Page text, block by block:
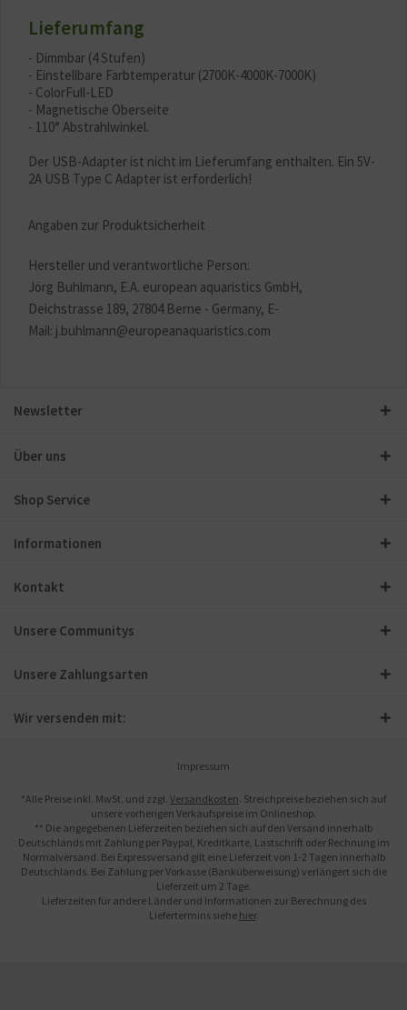
Lieferumfang
- Dimmbar (4 Stufen)
- Einstellbare Farbtemperatur (2700K-4000K-7000K)
- ColorFull-LED
- Magnetische Oberseite
- 110° Abstrahlwinkel.
Der USB-Adapter ist nicht im Lieferumfang enthalten. Ein 5V-
2A USB Type C Adapter ist erforderlich!
Angaben zur Produktsicherheit
Hersteller und verantwortliche Person:
Jörg Buhlmann, E.A. european aquaristics GmbH,
Deichstrasse 189, 27804 Berne - Germany, E-
Mail: j.buhlmann@europeanaquaristics.com
Newsletter
Über uns
Shop Service
Informationen
Kontakt
Unsere Communitys
Unsere Zahlungsarten
Wir versenden mit:
Impressum
*Alle Preise inkl. MwSt. und zzgl. Versandkosten. Streichpreise beziehen sich auf
unsere vorherigen Verkaufspreise im Onlineshop.
** Die angegebenen Lieferzeiten beziehen sich auf den Versand innerhalb
Deutschlands mit Zahlung per Paypal, Kreditkarte, Lastschrift oder Rechnung im
Normalversand. Bei Expressversand gilt eine Lieferzeit von 1-2 Tagen innerhalb
Deutschlands. Bei Zahlung per Vorkasse (Banküberweisung) verlängert sich die
Lieferzeit um 2 Tage.
Lieferzeiten für andere Länder und Informationen zur Berechnung des
Liefertermins siehe hier.